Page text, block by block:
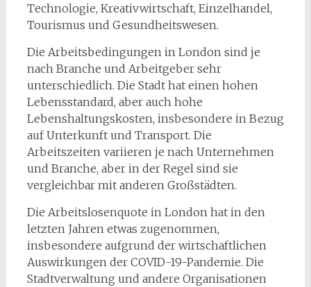
Technologie, Kreativwirtschaft, Einzelhandel,
Tourismus und Gesundheitswesen.
Die Arbeitsbedingungen in London sind je
nach Branche und Arbeitgeber sehr
unterschiedlich. Die Stadt hat einen hohen
Lebensstandard, aber auch hohe
Lebenshaltungskosten, insbesondere in Bezug
auf Unterkunft und Transport. Die
Arbeitszeiten variieren je nach Unternehmen
und Branche, aber in der Regel sind sie
vergleichbar mit anderen Großstädten.
Die Arbeitslosenquote in London hat in den
letzten Jahren etwas zugenommen,
insbesondere aufgrund der wirtschaftlichen
Auswirkungen der COVID-19-Pandemie. Die
Stadtverwaltung und andere Organisationen